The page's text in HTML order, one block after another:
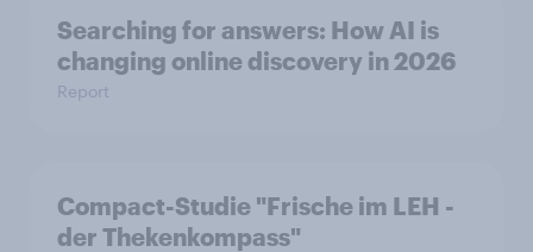
Searching for answers: How AI is
changing online discovery in 2026
Report
Compact-Studie "Frische im LEH -
der Thekenkompass"